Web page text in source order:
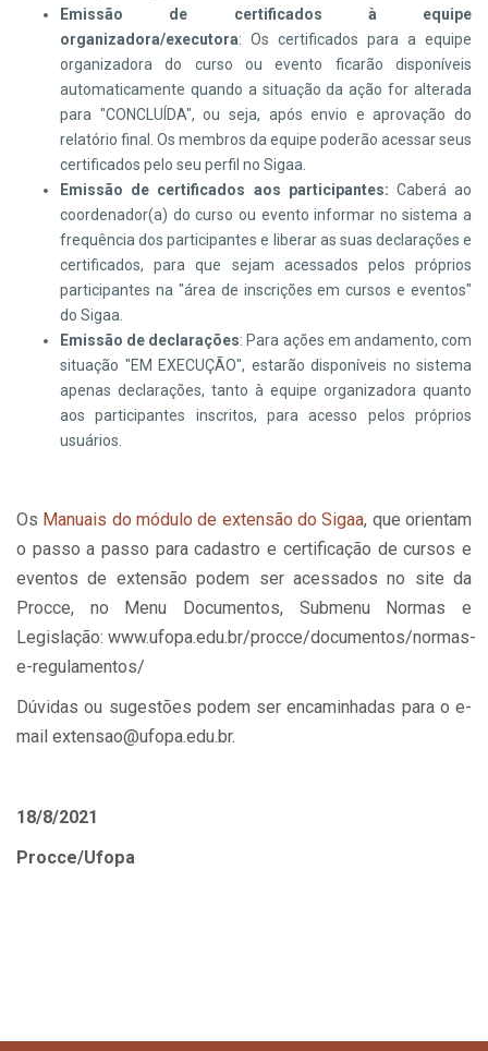
Emissão de certificados à equipe
organizadora/executora: Os certificados para a equipe
organizadora do curso ou evento ficarão disponíveis
automaticamente quando a situação da ação for alterada
para "CONCLUÍDA", ou seja, após envio e aprovação do
relatório final. Os membros da equipe poderão acessar seus
certificados pelo seu perfil no Sigaa.
Emissão de certificados aos participantes: Caberá ao
coordenador(a) do curso ou evento informar no sistema a
frequência dos participantes e liberar as suas declarações e
certificados, para que sejam acessados pelos próprios
participantes na "área de inscrições em cursos e eventos"
do Sigaa.
Emissão de declarações: Para ações em andamento, com
situação "EM EXECUÇÃO", estarão disponíveis no sistema
apenas declarações, tanto à equipe organizadora quanto
aos participantes inscritos, para acesso pelos próprios
usuários.
Os Manuais do módulo de extensão do Sigaa, que orientam
o passo a passo para cadastro e certificação de cursos e
eventos de extensão podem ser acessados no site da
Procce, no Menu Documentos, Submenu Normas e
Legislação: www.ufopa.edu.br/procce/documentos/normas-
e-regulamentos/
Dúvidas ou sugestões podem ser encaminhadas para o e-
mail extensao@ufopa.edu.br.
18/8/2021
Procce/Ufopa